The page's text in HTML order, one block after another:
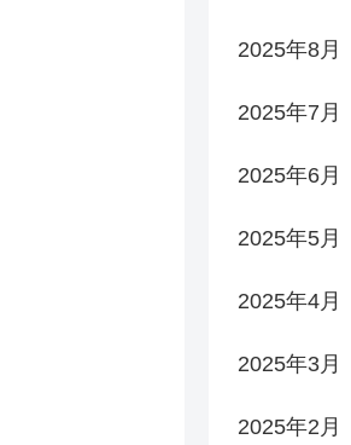
2025年8月
2025年7月
2025年6月
2025年5月
2025年4月
2025年3月
2025年2月